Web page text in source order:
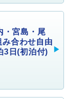
・宮島・尾
合わせ自由
3日(初泊付)